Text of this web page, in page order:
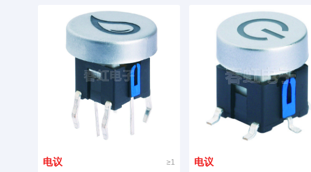
电议 ≥1 电议